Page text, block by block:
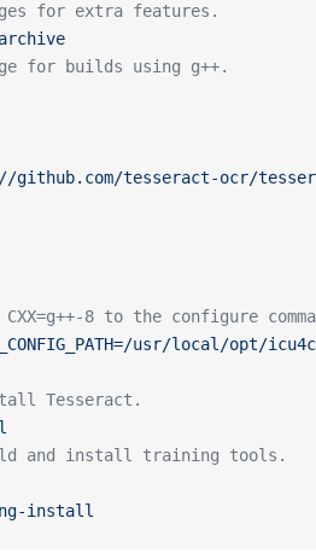
for extra features.
for builds using g++.
github.com/tesseract-ocr/
8 to the configure
usr/local/
Tesseract.
and install training tools.
install